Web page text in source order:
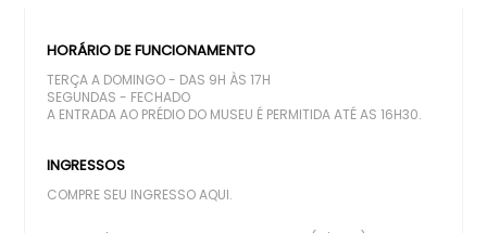
HORÁRIO DE FUNCIONAMENTO
TERÇA A DOMINGO - DAS 9H ÀS 17H
SEGUNDAS - FECHADO
A ENTRADA AO PRÉDIO DO MUSEU É PERMITIDA ATÉ AS 16H30.
INGRESSOS
COMPRE SEU INGRESSO AQUI.